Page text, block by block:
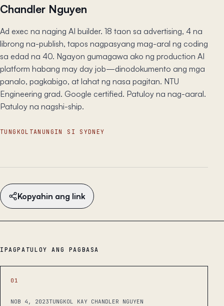
Chandler Nguyen
Ad exec na naging AI builder. 18 taon sa advertising, 4 na
librong na-publish, tapos nagpasyang mag-aral ng coding
sa edad na 40. Ngayon gumagawa ako ng production AI
platform habang may day job—dinodokumento ang mga
panalo, pagkabigo, at lahat ng nasa pagitan. NTU
Engineering grad. Google certified. Patuloy na nag-aaral.
Patuloy na nagshi-ship.
TUNGKOL TANUNGIN SI SYDNEY
Kopyahin ang link
IPAGPATULOY ANG PAGBASA
01
NOB 4, 2023TUNGKOL KAY CHANDLER NGUYEN